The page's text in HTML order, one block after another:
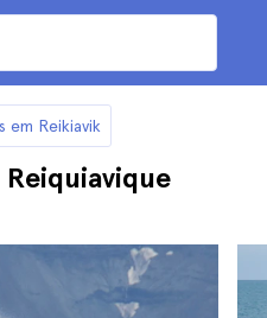
em Reikiavik